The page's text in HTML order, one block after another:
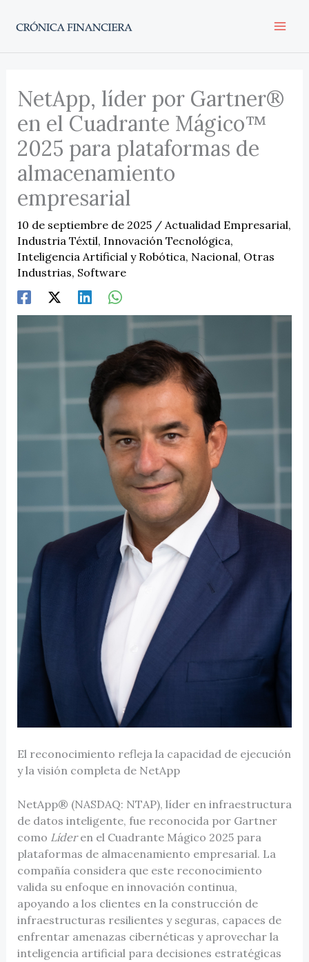
NetApp, líder por Gartner®
en el Cuadrante Mágico™
2025 para plataformas de
almacenamiento
empresarial
10 de septiembre de 2025 / Actualidad Empresarial,
Industria Téxtil, Innovación Tecnológica,
Inteligencia Artificial y Robótica, Nacional, Otras
Industrias, Software
El reconocimiento refleja la capacidad de ejecución
y la visión completa de NetApp
NetApp® (NASDAQ: NTAP), líder en infraestructura
de datos inteligente, fue reconocida por Gartner
como Líderen el Cuadrante Mágico 2025 para
plataformas de almacenamiento empresarial. La
compañía considera que este reconocimiento
valida su enfoque en innovación continua,
apoyando a los clientes en la construcción de
infraestructuras resilientes y seguras, capaces de
enfrentar amenazas cibernéticas y aprovechar la
inteligencia artificial para decisiones estratégicas